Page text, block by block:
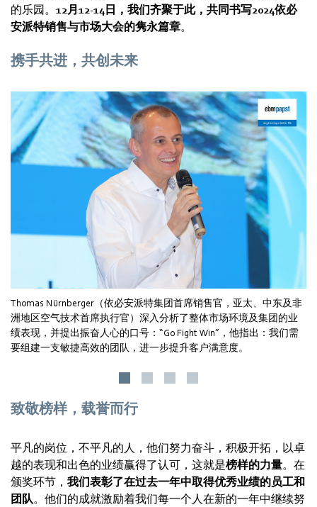
的乐园。 12月12-14日，我们齐聚于此，共同书写2024依必
安派特销售与市场大会的隽永篇章。
携手共进，共创未来
Thomas Nürnberger（依必安派特集团首席销售官，亚太、中东及非
洲地区空气技术首席执行官）深入分析了整体市场环境及集团的业
绩表现，并提出振奋人心的口号：“Go Fight Win”，他指出：我们需
要组建一支敏捷高效的团队，进一步提升客户满意度。
致敬榜样，载誉而行
平凡的岗位，不平凡的人，他们努力奋斗，积极开拓，以卓
越的表现和出色的业绩赢得了认可，这就是榜样的力量。在
颁奖环节， 我们表彰了在过去一年中取得优秀业绩的员工和
团队。他们的成就激励着我们每一个人在新的一年中继续努